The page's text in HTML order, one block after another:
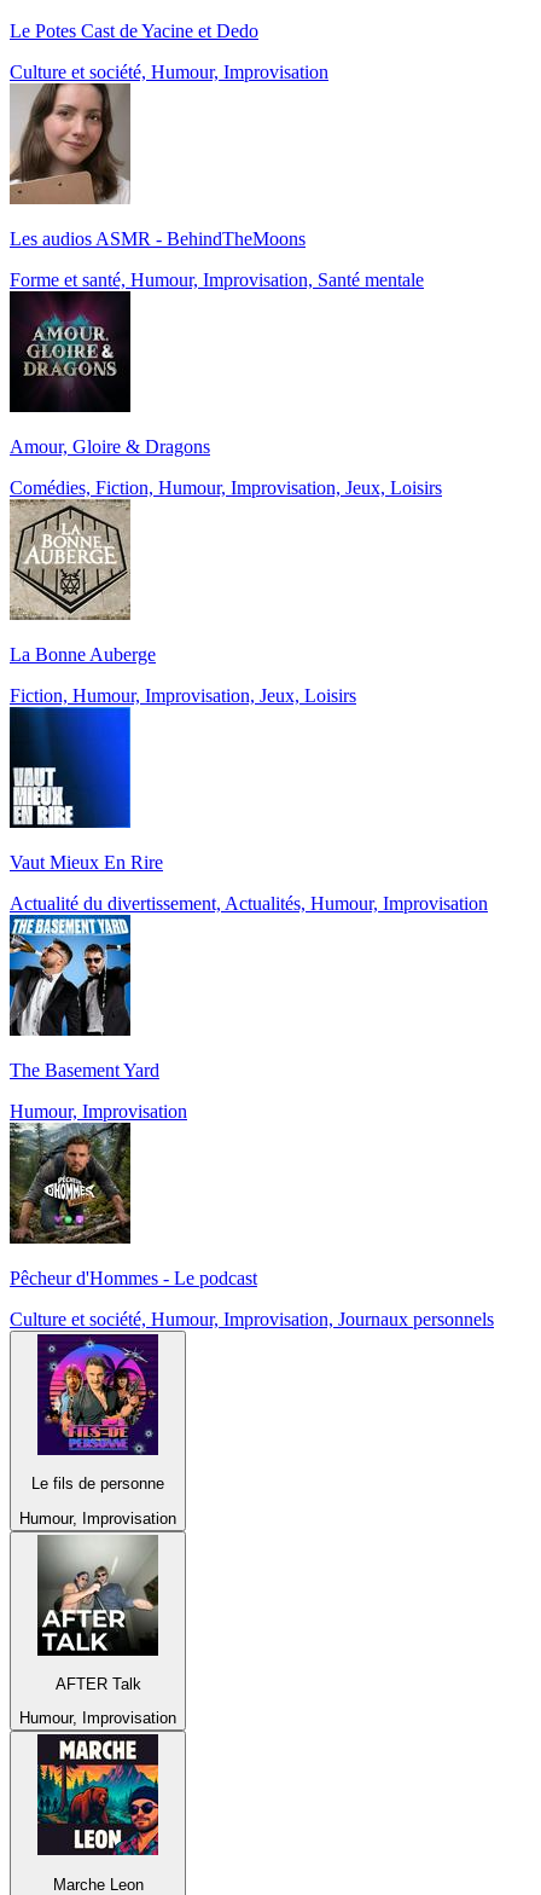
Le Potes Cast de Yacine et Dedo
Culture et société, Humour, Improvisation
Les audios ASMR - BehindTheMoons
Forme et santé, Humour, Improvisation, Santé mentale
Amour, Gloire & Dragons
Comédies, Fiction, Humour, Improvisation, Jeux, Loisirs
La Bonne Auberge
Fiction, Humour, Improvisation, Jeux, Loisirs
Vaut Mieux En Rire
Actualité du divertissement, Actualités, Humour, Improvisation
The Basement Yard
Humour, Improvisation
Pêcheur d'Hommes - Le podcast
Culture et société, Humour, Improvisation, Journaux personnels
Le fils de personne
Humour, Improvisation
AFTER Talk
Humour, Improvisation
Marche Leon